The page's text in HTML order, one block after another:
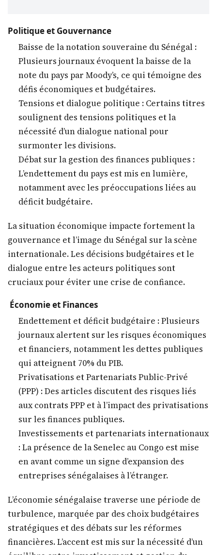
Politique et Gouvernance
Baisse de la notation souveraine du Sénégal :
Plusieurs journaux évoquent la baisse de la
note du pays par Moody’s, ce qui témoigne des
défis économiques et budgétaires.
Tensions et dialogue politique : Certains titres
soulignent des tensions politiques et la
nécessité d’un dialogue national pour
surmonter les divisions.
Débat sur la gestion des finances publiques :
L’endettement du pays est mis en lumière,
notamment avec les préoccupations liées au
déficit budgétaire.
La situation économique impacte fortement la
gouvernance et l’image du Sénégal sur la scène
internationale. Les décisions budgétaires et le
dialogue entre les acteurs politiques sont
cruciaux pour éviter une crise de confiance.
Économie et Finances
Endettement et déficit budgétaire : Plusieurs
journaux alertent sur les risques économiques
et financiers, notamment les dettes publiques
qui atteignent 70% du PIB.
Privatisations et Partenariats Public-Privé
(PPP) : Des articles discutent des risques liés
aux contrats PPP et à l’impact des privatisations
sur les finances publiques.
Investissements et partenariats internationaux
: La présence de la Senelec au Congo est mise
en avant comme un signe d’expansion des
entreprises sénégalaises à l’étranger.
L’économie sénégalaise traverse une période de
turbulence, marquée par des choix budgétaires
stratégiques et des débats sur les réformes
financières. L’accent est mis sur la nécessité d’un